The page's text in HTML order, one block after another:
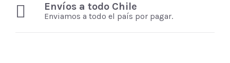
Envíos a todo Chile
Enviamos a todo el país por pagar.